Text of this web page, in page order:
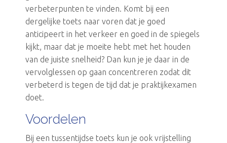
verbeterpunten te vinden. Komt bij een
dergelijke toets naar voren dat je goed
anticipeert in het verkeer en goed in de spiegels
kijkt, maar dat je moeite hebt met het houden
van de juiste snelheid? Dan kun je je daar in de
vervolglessen op gaan concentreren zodat dit
verbeterd is tegen de tijd dat je praktijkexamen
doet.
Voordelen
Bij een tussentijdse toets kun je ook vrijstelling